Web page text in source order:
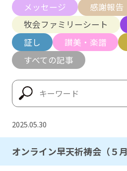
メッセージ
感謝報告
牧会ファミリーシート
証し
讃美・楽譜
すべての記事
2025.05.30
オンライン早天祈祷会（５月